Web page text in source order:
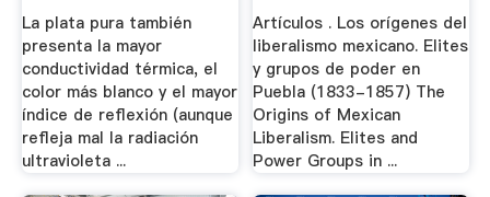
La plata pura también
presenta la mayor
conductividad térmica, el
color más blanco y el mayor
índice de reflexión (aunque
refleja mal la radiación
ultravioleta ...
Artículos . Los orígenes del
liberalismo mexicano. Elites
y grupos de poder en
Puebla (1833-1857) The
Origins of Mexican
Liberalism. Elites and
Power Groups in ...